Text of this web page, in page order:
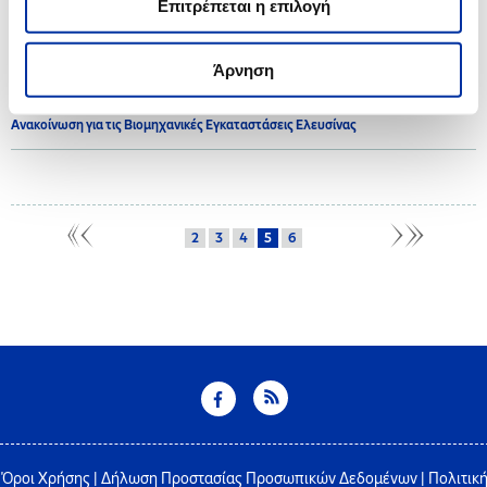
Επιτρέπεται η επιλογή
Άρνηση
2017
21.07.2017
Ανακοίνωση για τις Βιομηχανικές Εγκαταστάσεις Ελευσίνας
2 3 4 5 6
Όροι Χρήσης Δήλωση Προστασίας Προσωπικών Δεδομένων Πολιτική